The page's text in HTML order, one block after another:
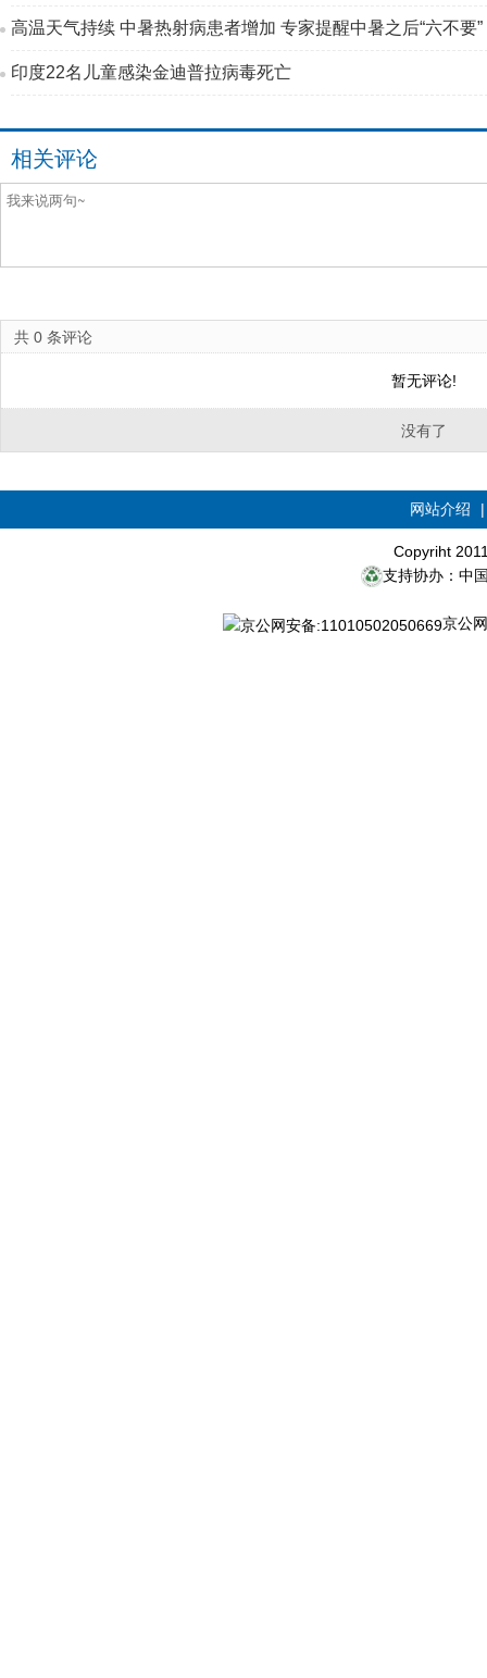
高温天气持续 中暑热射病患者增加 专家提醒中暑之后“六不要”
印度22名儿童感染金迪普拉病毒死亡
相关评论
共 0 条评论
暂无评论!
没有了
网站介绍
Copyriht
支持协办：中
京公